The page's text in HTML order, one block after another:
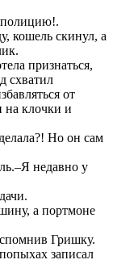
кошель скинул, а
признаться,
схватил
от
на клочки и
Но он сам
недавно у
а портмоне
Гришку.
записал